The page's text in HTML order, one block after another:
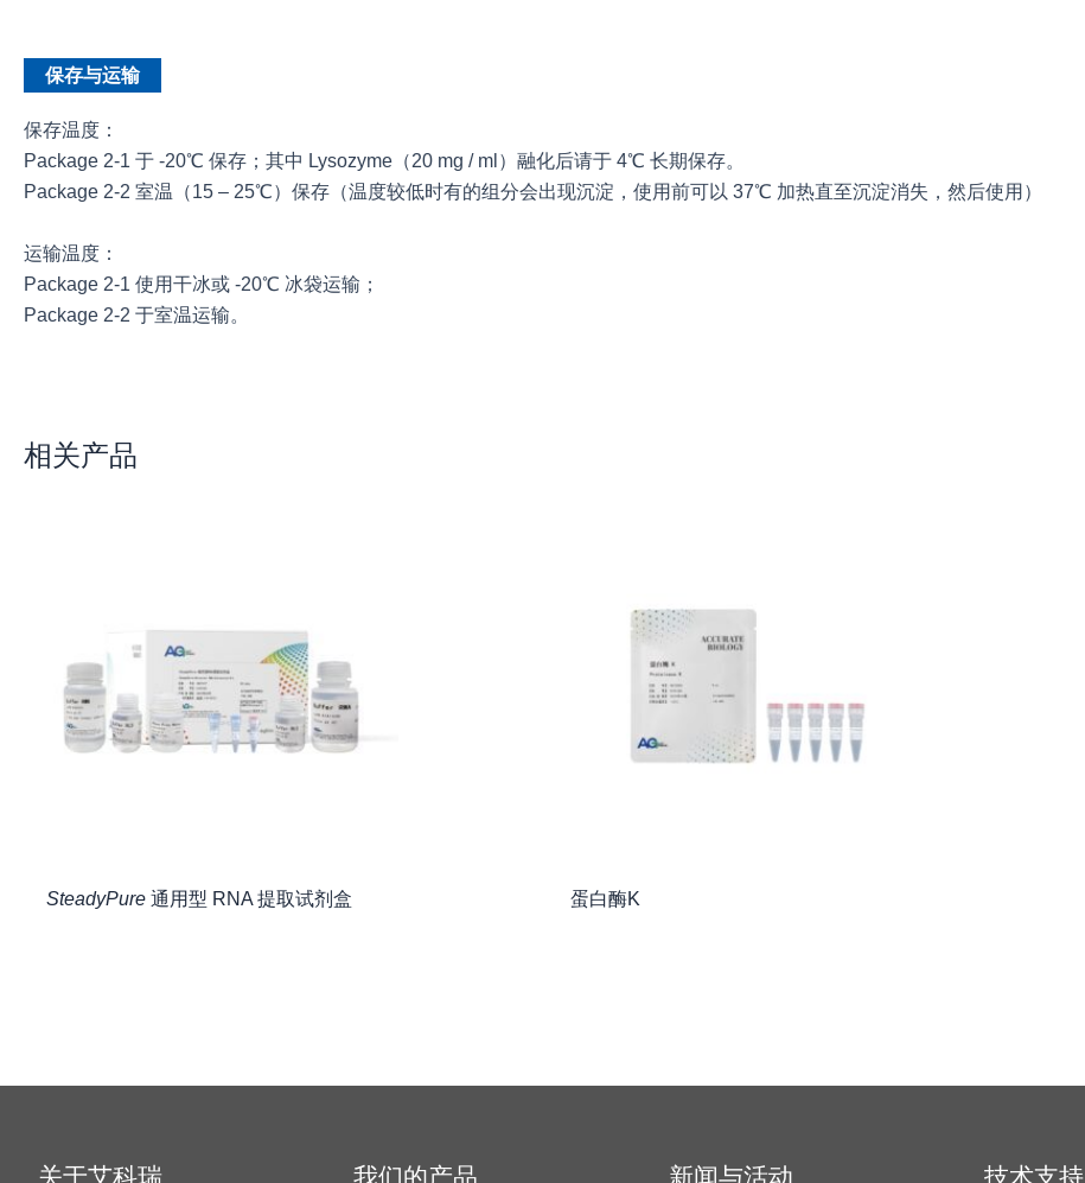
保存与运输
保存温度：
Package 2-1 于 -20℃ 保存；其中 Lysozyme（20 mg / ml）融化后请于 4℃ 长期保存。
Package 2-2 室温（15 – 25℃）保存（温度较低时有的组分会出现沉淀，使用前可以 37℃ 加热直至沉淀消失，然后使用）
运输温度：
Package 2-1 使用干冰或 -20℃ 冰袋运输；
Package 2-2 于室温运输。
相关产品
SteadyPure 通用型 RNA 提取试剂盒 蛋白酶K
关于艾科瑞 我们的产品 新闻与活动 技术支持